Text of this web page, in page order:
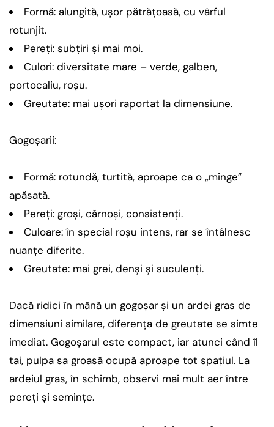
Formă: alungită, ușor pătrățoasă, cu vârful
rotunjit.
Pereți: subțiri și mai moi.
Culori: diversitate mare – verde, galben,
portocaliu, roșu.
Greutate: mai ușori raportat la dimensiune.
Gogoșarii:
Formă: rotundă, turtită, aproape ca o „minge”
apăsată.
Pereți: groși, cărnoși, consistenți.
Culoare: în special roșu intens, rar se întâlnesc
nuanțe diferite.
Greutate: mai grei, denși și suculenți.
Dacă ridici în mână un gogoșar și un ardei gras de
dimensiuni similare, diferența de greutate se simte
imediat. Gogoșarul este compact, iar atunci când îl
tai, pulpa sa groasă ocupă aproape tot spațiul. La
ardeiul gras, în schimb, observi mai mult aer între
pereți și semințe.